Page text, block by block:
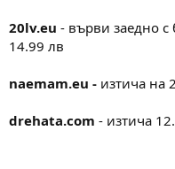
20lv.eu - върви заедно с
14.99 лв
naemam.eu - изтича на
drehata.com - изтича